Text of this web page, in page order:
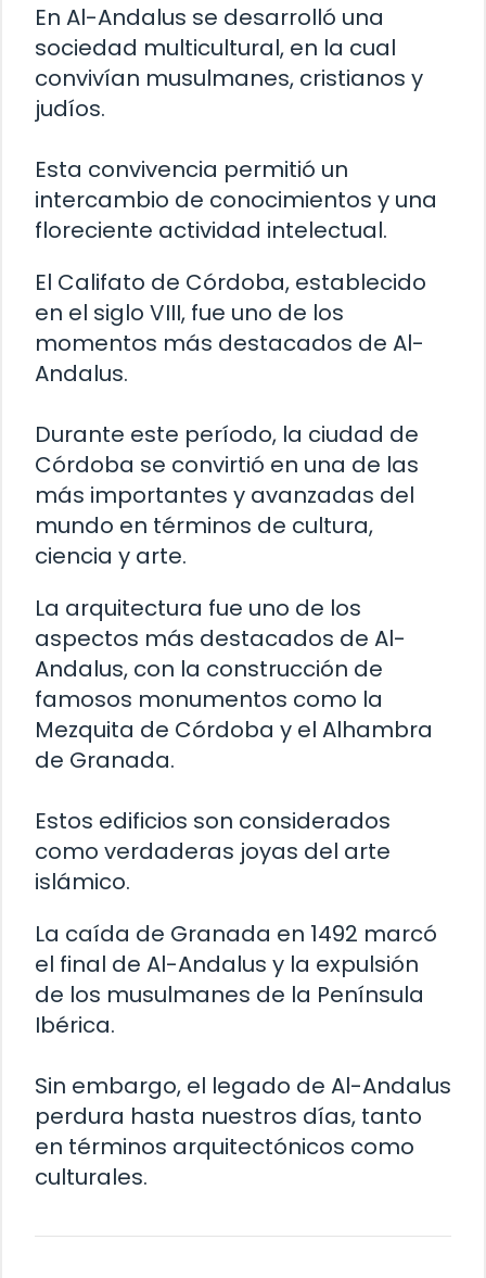
En Al-Andalus se desarrolló una
sociedad multicultural, en la cual
convivían musulmanes, cristianos y
judíos.
Esta convivencia permitió un
intercambio de conocimientos y una
floreciente actividad intelectual.
El Califato de Córdoba, establecido
en el siglo VIII, fue uno de los
momentos más destacados de Al-
Andalus.
Durante este período, la ciudad de
Córdoba se convirtió en una de las
más importantes y avanzadas del
mundo en términos de cultura,
ciencia y arte.
La arquitectura fue uno de los
aspectos más destacados de Al-
Andalus, con la construcción de
famosos monumentos como la
Mezquita de Córdoba y el Alhambra
de Granada.
Estos edificios son considerados
como verdaderas joyas del arte
islámico.
La caída de Granada en 1492 marcó
el final de Al-Andalus y la expulsión
de los musulmanes de la Península
Ibérica.
Sin embargo, el legado de Al-Andalus
perdura hasta nuestros días, tanto
en términos arquitectónicos como
culturales.